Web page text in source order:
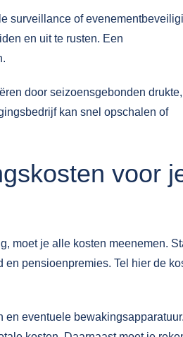
surveillance of
en uit te rusten. Een
door seizoensgebonden drukte,
kan snel opschalen of
voor
moet je alle kosten meenemen.
pensioenpremies. Tel hier de
eventuele